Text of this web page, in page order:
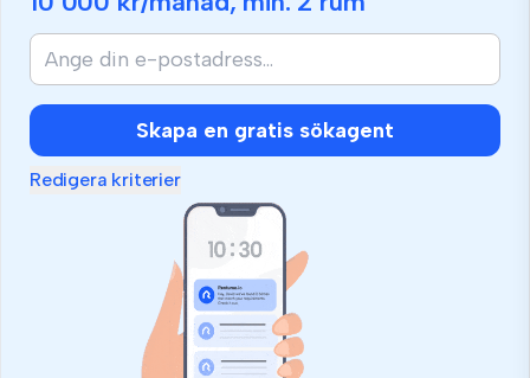
Skapa en gratis sökagent
Redigera kriterier